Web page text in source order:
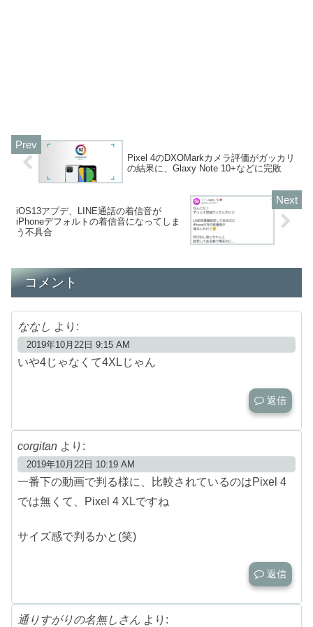
Pixel 4のDXOMarkカメラ評価がガッカリ
の結果に、Glaxy Note 10+などに完敗
iOS13アプデ、LINE通話の着信音が
iPhoneデフォルトの着信音になってしま
う不具合
コメント
ななし より:
2019年10月22日 9:15 AM
いや4じゃなくて4XLじゃん
返信
corgitan より:
2019年10月22日 10:19 AM
一番下の動画で判る様に、比較されているのはPixel 4
では無くて、Pixel 4 XLですね
サイズ感で判るかと(笑)
返信
通りすがりの名無しさん より: